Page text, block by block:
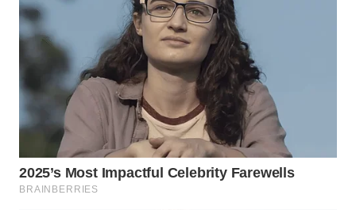
WN
KALTENG
WN
KALTARA
WN
KALSEL